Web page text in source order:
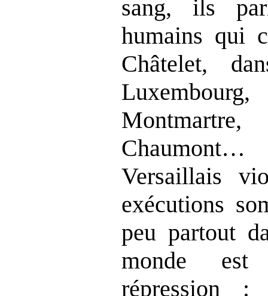
sang, ils
humains qui
Châtelet,
Versaillais
exécutions
peu partout
monde
répression :